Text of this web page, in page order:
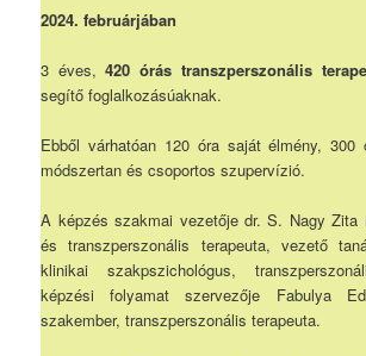
2024. februárjában
3 éves,420 órás transzperszonális
segítő foglalkozásúaknak.
Ebből várhatóan 120 óra saját élmény, 300
módszertan és csoportos szupervízió.
A képzés szakmai vezetője dr. S. Nagy Zita
és transzperszonális terapeuta, vezető
klinikai szakpszichológus,
képzési folyamat szervezője Fabulya
szakember, transzperszonális terapeuta.